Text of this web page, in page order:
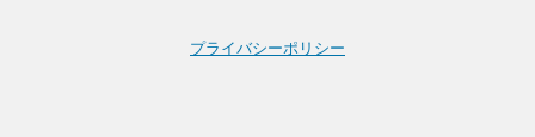
プライバシーポリシー